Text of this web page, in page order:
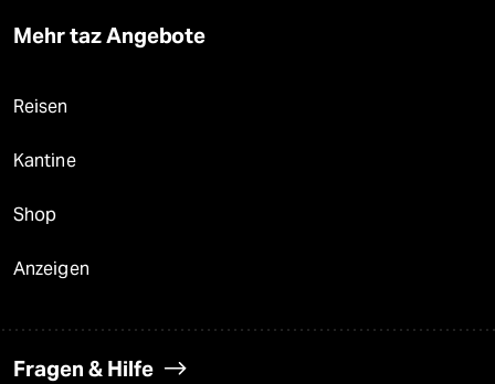
Mehr taz Angebote
Reisen
Kantine
Shop
Anzeigen
Fragen & Hilfe